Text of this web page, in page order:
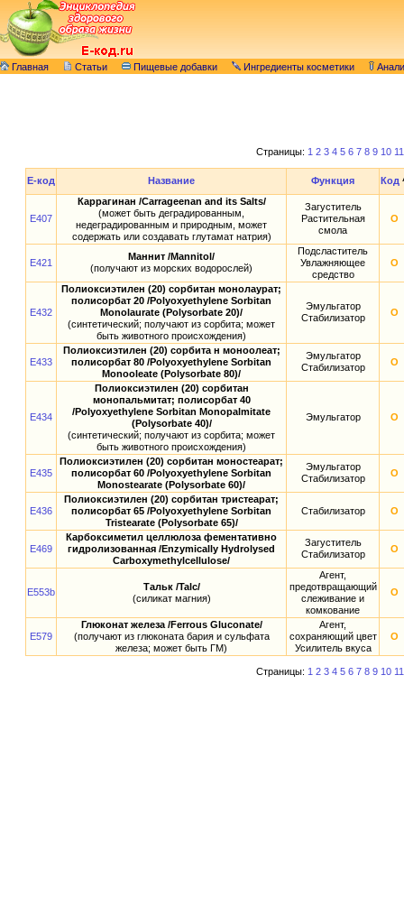
Главная Статьи Пищевые добавки Ингредиенты косметики
Страницы: 1 2 3 4 5 6 7 8 9 10 11
E-код Название Функция Код
E407
Каррагинан /Carrageenan and its Salts/
(может быть деградированным,
недеградированным и природным, может
содержать или создавать глутамат натрия)
Загуститель
Растительная
смола
О
E421
Маннит /Mannitol/
(получают из морских водорослей)
Подсластитель
Увлажняющее
средство
О
E432
Полиоксиэтилен (20) сорбитан монолаурат;
полисорбат 20 /Polyoxyethylene Sorbitan
Monolaurate (Polysorbate 20)/
(синтетический; получают из сорбита; может
быть животного происхождения)
Эмульгатор
Стабилизатор
О
E433
Полиоксиэтилен (20) сорбита н моноолеат;
полисорбат 80 /Polyoxyethylene Sorbitan
Monooleate (Polysorbate 80)/
Эмульгатор
Стабилизатор
О
E434
Полиоксиэтилен (20) сорбитан
монопальмитат; полисорбат 40
/Polyoxyethylene Sorbitan Monopalmitate
(Polysorbate 40)/
(синтетический; получают из сорбита; может
быть животного происхождения)
Эмульгатор О
E435
Полиоксиэтилен (20) сорбитан моностеарат;
полисорбат 60 /Polyoxyethylene Sorbitan
Monostearate (Polysorbate 60)/
Эмульгатор
Стабилизатор
О
E436
Полиоксиэтилен (20) сорбитан тристеарат;
полисорбат 65 /Polyoxyethylene Sorbitan
Tristearate (Polysorbate 65)/
Стабилизатор О
E469
Карбоксиметил целлюлоза фементативно
гидролизованная /Enzymically Hydrolysed
Carboxymethylcellulose/
Загуститель
Стабилизатор
О
E553b
Тальк /Talc/
(силикат магния)
Агент,
предотвращающий
слеживание и
комкование
О
E579
Глюконат железа /Ferrous Gluconate/
(получают из глюконата бария и сульфата
железа; может быть ГМ)
Агент,
сохраняющий цвет
Усилитель вкуса
О
Страницы: 1 2 3 4 5 6 7 8 9 10 11